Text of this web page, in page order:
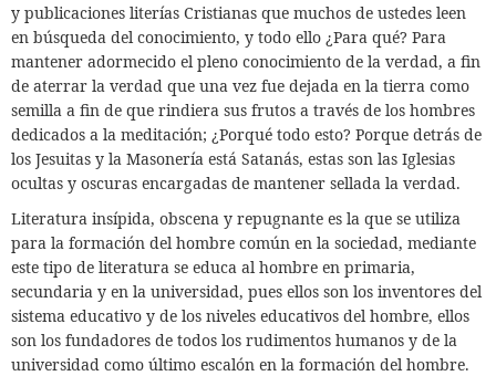
y publicaciones literías Cristianas que muchos de ustedes leen
en búsqueda del conocimiento, y todo ello ¿Para qué? Para
mantener adormecido el pleno conocimiento de la verdad, a fin
de aterrar la verdad que una vez fue dejada en la tierra como
semilla a fin de que rindiera sus frutos a través de los hombres
dedicados a la meditación; ¿Porqué todo esto? Porque detrás de
los Jesuitas y la Masonería está Satanás, estas son las Iglesias
ocultas y oscuras encargadas de mantener sellada la verdad.
Literatura insípida, obscena y repugnante es la que se utiliza
para la formación del hombre común en la sociedad, mediante
este tipo de literatura se educa al hombre en primaria,
secundaria y en la universidad, pues ellos son los inventores del
sistema educativo y de los niveles educativos del hombre, ellos
son los fundadores de todos los rudimentos humanos y de la
universidad como último escalón en la formación del hombre.